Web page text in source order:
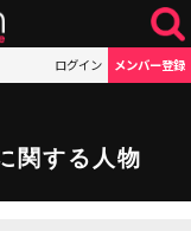
ログイン メンバー登録
関する人物